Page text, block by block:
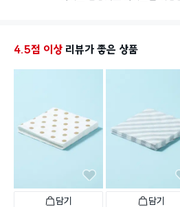
4.5점 이상 리뷰가 좋은 상품
담기 담기